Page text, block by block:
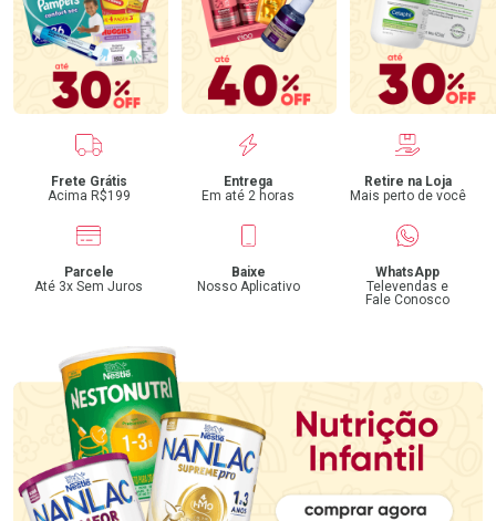
Benefícios
Frete Grátis
Acima R$199
Entrega
Em até 2 horas
Retire na Loja
Mais perto de você
Parcele
Até 3x Sem Juros
Baixe
Nosso Aplicativo
WhatsApp
Televendas e
Fale Conosco